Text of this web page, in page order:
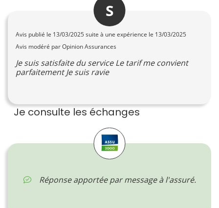
S
Avis publié le 13/03/2025 suite à une expérience le 13/03/2025
Avis modéré par Opinion Assurances
Je suis satisfaite du service Le tarif me convient
parfaitement Je suis ravie
Je consulte les échanges
Réponse apportée par message à l'assuré.